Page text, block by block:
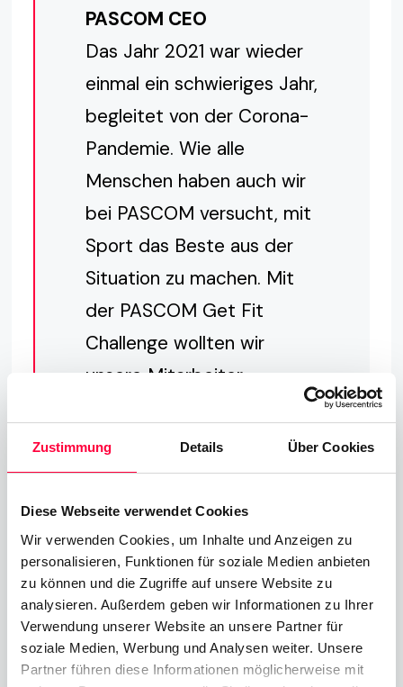
Zustimmung Details Über Cookies
Diese Webseite verwendet Cookies
Wir verwenden Cookies, um Inhalte und Anzeigen zu
personalisieren, Funktionen für soziale Medien anbieten
zu können und die Zugriffe auf unsere Website zu
analysieren. Außerdem geben wir Informationen zu Ihrer
Verwendung unserer Website an unsere Partner für
soziale Medien, Werbung und Analysen weiter. Unsere
Partner führen diese Informationen möglicherweise mit
PASCOM CEO
Das Jahr 2021 war wieder
einmal ein schwieriges Jahr,
begleitet von der Corona-
Pandemie. Wie alle
Menschen haben auch wir
bei PASCOM versucht, mit
Sport das Beste aus der
Situation zu machen. Mit
der PASCOM Get Fit
Challenge wollten wir
unsere Mitarbeiter
körperliche und geistige
Gesundheit fördern. Wir
wollten eine positive
Atmosphäre schaffen,
indem wir den
Wettbewerb, die
Zusammenarbeit und die
Solidarität aktiv fördern -